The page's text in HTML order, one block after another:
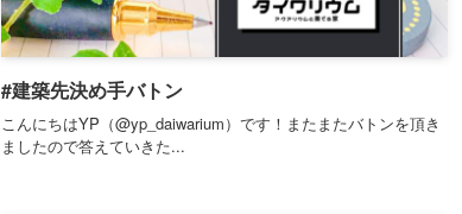
#建築先決め手バトン
こんにちはYP（@yp_daiwarium）です！またまたバトンを頂き
ましたので答えていきた...